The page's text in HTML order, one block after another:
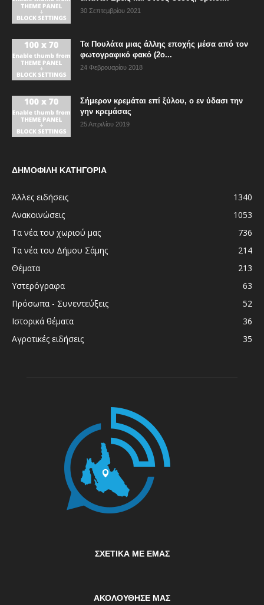
30 Σεπτεμβρίου 2021
Τα Πουλάτα μιας άλλης εποχής μέσα από τον
φωτογραφικό φακό (2ο...
24 Φεβρουαρίου 2018
Σήμερον κρεμάται επί ξύλου, ο εν ύδασι την
γην κρεμάσας
25 Απριλίου 2019
ΔΗΜΟΦΙΛΗ ΚΑΤΗΓΟΡΙΑ
Άλλες ειδήσεις
1340
Ανακοινώσεις
1053
Τα νέα του χωριού μας
736
Τα νέα του Δήμου Σάμης
214
Θέματα
213
Υστερόγραφα
63
Πρόσωπα - Συνεντεύξεις
52
Ιστορικά θέματα
36
Αγροτικές ειδήσεις
35
ΣΧΕΤΙΚΆ ΜΕ ΕΜΆΣ
ΑΚΟΛΟΥΘΗΣΕ ΜΑΣ